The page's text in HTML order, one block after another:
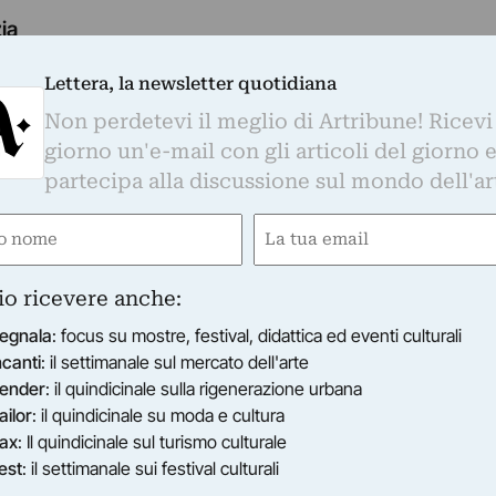
itinerante nato per far si che gli artisti si
lavoro…
2012
italiana (Officina Italia 2)
dal primo scandaglio, pare del tutto opportuno
sull’inesausta creatività dei nostri giovani:…
01/2012 –
- SPAZIO FAUSTO RADICI
(Officina Italia 2)
Lettera, la newsletter quotidiana
Non perdetevi il meglio di Artribune! Ricevi
giorno un'e-mail con gli articoli del giorno e
partecipa alla discussione sul mondo
Email
ricevere anche:
: focus su mostre, festival, didattica ed eventi culturali
: il settimanale sul mercato dell'arte
: il quindicinale sulla rigenerazione urbana
: il quindicinale su moda e cultura
: Il quindicinale sul turismo culturale
: il settimanale sui festival culturali